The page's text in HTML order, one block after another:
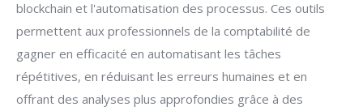
blockchain et l'automatisation des processus. Ces outils
permettent aux professionnels de la comptabilité de
gagner en efficacité en automatisant les tâches
répétitives, en réduisant les erreurs humaines et en
offrant des analyses plus approfondies grâce à des